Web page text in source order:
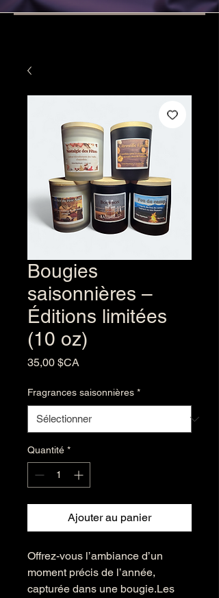
Bougies
saisonnières –
Éditions limitées
(10 oz)
35,00 $CA
Fragrances saisonnières *
Quantité *
Ajouter au panier
Offrez-vous l’ambiance d’un
moment précis de l’année,
capturée dans une bougie.Les